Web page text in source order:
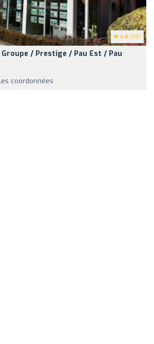
4.8 (68)
/ Prestige / Pau Est / Pau
coordonnées